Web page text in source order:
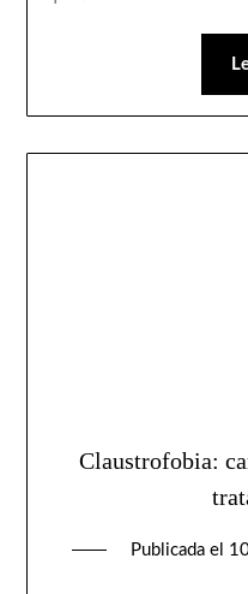
Claustrofobia:
Publicada el